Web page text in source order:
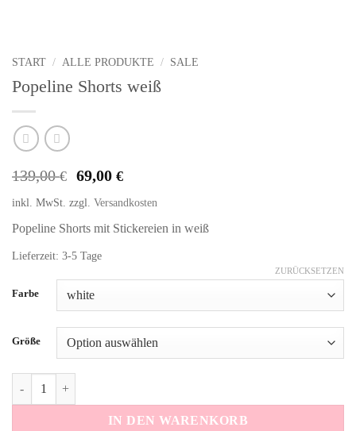
START / ALLE PRODUKTE / SALE
Popeline Shorts weiß
139,00€ Ursprünglicher
war:
139,00 €
69,00 €Aktueller
ist:
69,00 €.
inkl. MwSt. zzgl. Versandkosten
Popeline Shorts mit Stickereien in weiß
Lieferzeit: 3-5 Tage
Farbe
Größe
ZURÜCKSETZEN
IN DEN WARENKORB
Alternative: